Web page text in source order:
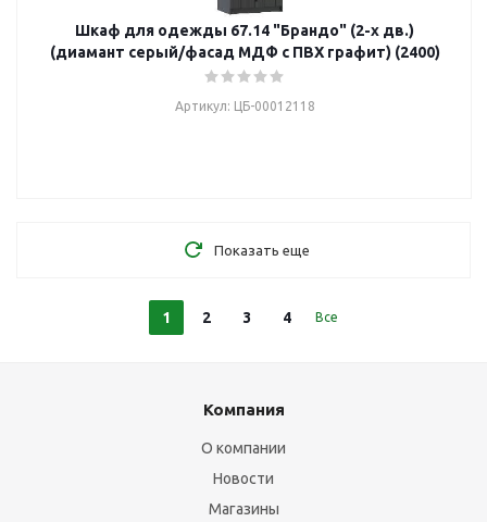
Шкаф для одежды 67.14 "Брандо" (2-х дв.)
(диамант серый/фасад МДФ с ПВХ графит) (2400)
Артикул: ЦБ-00012118
Показать еще
1 2 3 4 Все
Компания
О компании
Новости
Магазины